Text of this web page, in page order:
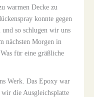
warmen Decke zu
konnte gegen
so schlugen wir uns
nächsten Morgen in
für eine gräßliche
Werk. Das Epoxy war
wir die Ausgleichsplatte